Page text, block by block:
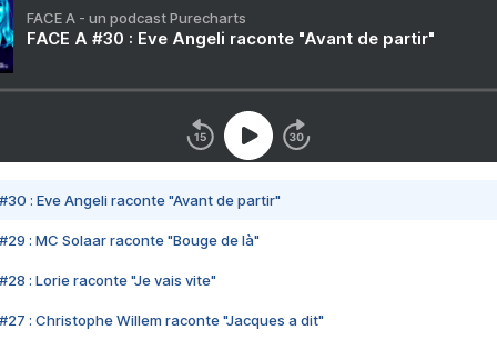
FACE A - un podcast Purecharts
FACE A #30 : Eve Angeli raconte "Avant de partir"
#30 : Eve Angeli raconte "Avant de partir"
#29 : MC Solaar raconte "Bouge de là"
#28 : Lorie raconte "Je vais vite"
#27 : Christophe Willem raconte "Jacques a dit"